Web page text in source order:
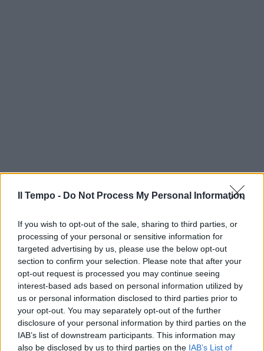
Il Tempo - Do Not Process My Personal Information
If you wish to opt-out of the sale, sharing to third parties, or
processing of your personal or sensitive information for
targeted advertising by us, please use the below opt-out
section to confirm your selection. Please note that after your
opt-out request is processed you may continue seeing
interest-based ads based on personal information utilized by
us or personal information disclosed to third parties prior to
your opt-out. You may separately opt-out of the further
disclosure of your personal information by third parties on the
IAB’s list of downstream participants. This information may
also be disclosed by us to third parties on the IAB’s List of
In evidenza